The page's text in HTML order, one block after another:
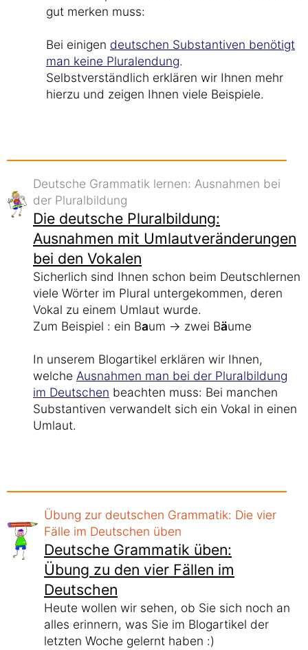
gut merken muss:
Bei einigen deutschen Substantiven benötigt
man keine Pluralendung.
Selbstverständlich erklären wir Ihnen mehr
hierzu und zeigen Ihnen viele Beispiele.
Deutsche Grammatik lernen: Ausnahmen bei
der Pluralbildung
Die deutsche Pluralbildung:
Ausnahmen mit Umlautveränderungen
bei den Vokalen
Sicherlich sind Ihnen schon beim Deutschlernen
viele Wörter im Plural untergekommen, deren
Vokal zu einem Umlaut wurde.
Zum Beispiel : ein Baum → zwei Bäume
In unserem Blogartikel erklären wir Ihnen,
welche Ausnahmen man bei der Pluralbildung
im Deutschen beachten muss: Bei manchen
Substantiven verwandelt sich ein Vokal in einen
Umlaut.
Übung zur deutschen Grammatik: Die vier
Fälle im Deutschen üben
Deutsche Grammatik üben:
Übung zu den vier Fällen im
Deutschen
Heute wollen wir sehen, ob Sie sich noch an
alles erinnern, was Sie im Blogartikel der
letzten Woche gelernt haben :)